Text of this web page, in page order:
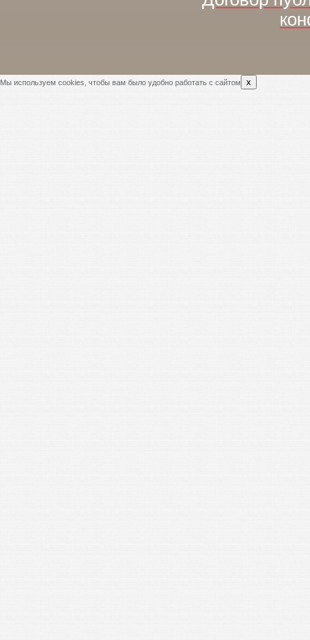
Мы используем cookies, чтобы вам было удобно работать с сайтом x